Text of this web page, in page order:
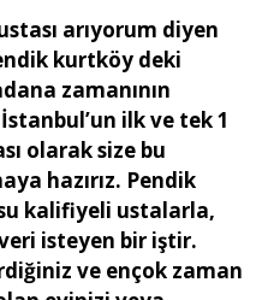
arıyorum diyen
kurtköy deki
zamanının
ilk ve tek 1
olarak size bu
hazırız. Pendik
kalifiyeli ustalarla,
isteyen bir iştir.
ve ençok zaman